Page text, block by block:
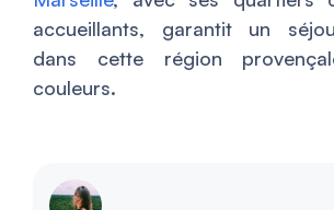
accueillants, garantit un
dans cette région
couleurs.